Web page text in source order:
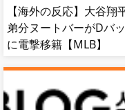
【海外の反応】大谷翔
弟分ヌートバーがDバ
に電撃移籍【MLB】